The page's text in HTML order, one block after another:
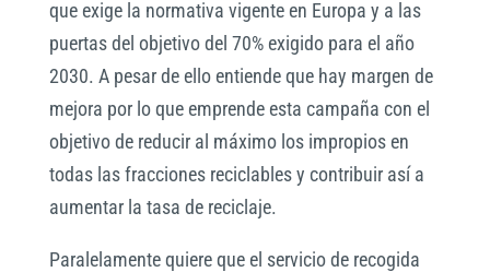
que exige la normativa vigente en Europa y a las
puertas del objetivo del 70% exigido para el año
2030. A pesar de ello entiende que hay margen de
mejora por lo que emprende esta campaña con el
objetivo de reducir al máximo los impropios en
todas las fracciones reciclables y contribuir así a
aumentar la tasa de reciclaje.
Paralelamente quiere que el servicio de recogida